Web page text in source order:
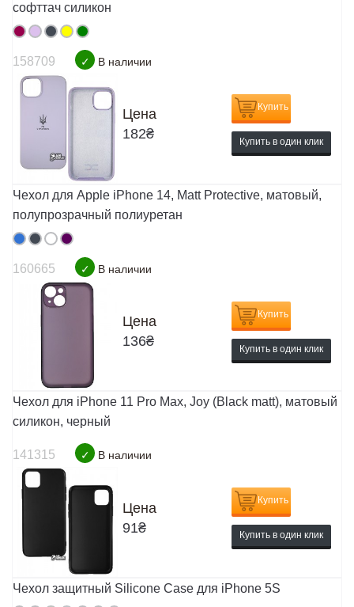
софттач силикон
158709 ✓ В наличии
Цена
182₴
Купить
Купить в один клик
Чехол для Apple iPhone 14, Matt Protective, матовый,
полупрозрачный полиуретан
160665 ✓ В наличии
Цена
136₴
Купить
Купить в один клик
Чехол для iPhone 11 Pro Max, Joy (Black matt), матовый
силикон, черный
141315 ✓ В наличии
Цена
91₴
Купить
Купить в один клик
Чехол защитный Silicone Case для iPhone 5S